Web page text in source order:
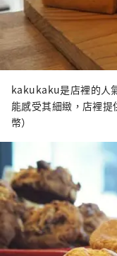
kakukaku是店裡的人
能感受其細緻，店裡
幣）